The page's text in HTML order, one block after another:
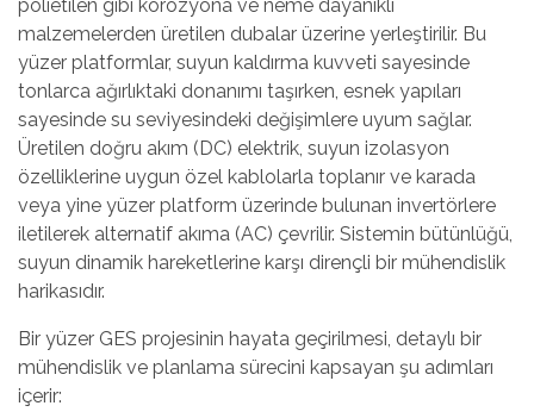
polietilen gibi korozyona ve neme dayanıklı
malzemelerden üretilen dubalar üzerine yerleştirilir. Bu
yüzer platformlar, suyun kaldırma kuvveti sayesinde
tonlarca ağırlıktaki donanımı taşırken, esnek yapıları
sayesinde su seviyesindeki değişimlere uyum sağlar.
Üretilen doğru akım (DC) elektrik, suyun izolasyon
özelliklerine uygun özel kablolarla toplanır ve karada
veya yine yüzer platform üzerinde bulunan invertörlere
iletilerek alternatif akıma (AC) çevrilir. Sistemin bütünlüğü,
suyun dinamik hareketlerine karşı dirençli bir mühendislik
harikasıdır.
Bir yüzer GES projesinin hayata geçirilmesi, detaylı bir
mühendislik ve planlama sürecini kapsayan şu adımları
içerir: